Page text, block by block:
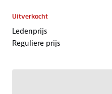
Uitverkocht
Ledenprijs
Reguliere prijs